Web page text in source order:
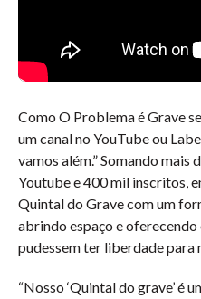
Como O Problema é Grave
um canal no YouTube ou
vamos além.” Somando mais
Youtube e 400 mil inscritos,
Quintal do Grave com um
abrindo espaço e
pudessem ter liberdade para
“Nosso ‘Quintal do grave’ é